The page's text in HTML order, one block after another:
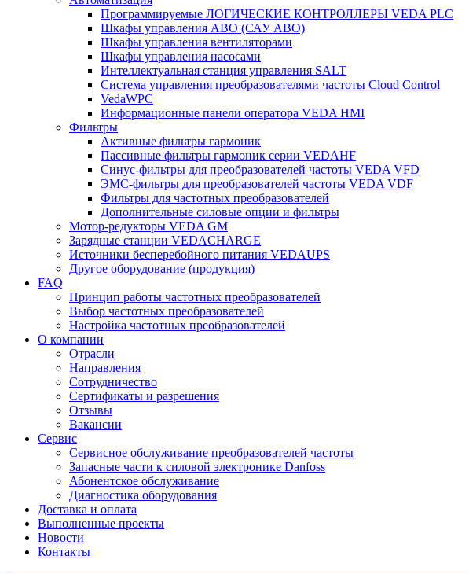
Программируемые ЛОГИЧЕСКИЕ КОНТРОЛЛЕРЫ VEDA PLC
Шкафы управления АВО (САУ АВО)
Шкафы управления вентиляторами
Шкафы управления насосами
Интеллектуальная станция управления SALT
Система управления преобразователями частоты Cloud Control
VedaWPC
Информационные панели оператора VEDA HMI
Фильтры
Активные фильтры гармоник
Пассивные фильтры гармоник серии VEDAHF
Синус-фильтры для преобразователей частоты VEDA VFD
ЭМС-фильтры для преобразователей частоты VEDA VDF
Фильтры для частотных преобразователей
Дополнительные силовые опции и фильтры
Мотор-редукторы VEDA GM
Зарядные станции VEDACHARGE
Источники бесперебойного питания VEDAUPS
Другое оборудование (продукция)
FAQ
Принцип работы частотных преобразователей
Выбор частотных преобразователей
Настройка частотных преобразователей
О компании
Отрасли
Направления
Сотрудничество
Сертификаты и разрешения
Отзывы
Вакансии
Сервис
Сервисное обслуживание преобразователей частоты
Запасные части к силовой электронике Danfoss
Абонентское обслуживание
Диагностика оборудования
Доставка и оплата
Выполненные проекты
Новости
Контакты